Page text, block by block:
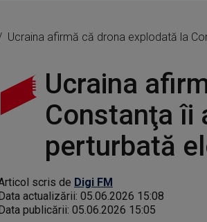
Ucraina afirmă că drona explodată la
Ucraina
Constanţa îi
perturbată
scris de Digi FM
actualizării: 05.06.2026 15:08
publicării: 05.06.2026 15:05